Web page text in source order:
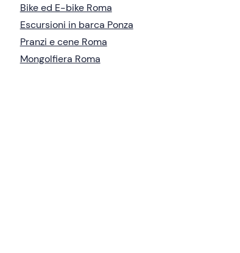
Bike ed E-bike Roma
Escursioni in barca Ponza
Pranzi e cene Roma
Mongolfiera Roma